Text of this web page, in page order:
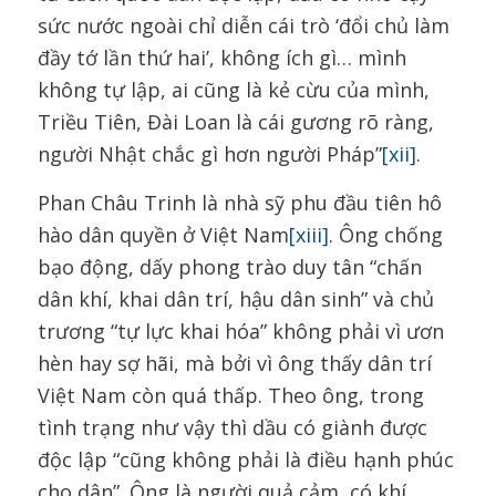
sức nước ngoài chỉ diễn cái trò ‘đổi chủ làm
đầy tớ lần thứ hai’, không ích gì… mình
không tự lập, ai cũng là kẻ cừu của mình,
Triều Tiên, Đài Loan là cái gương rõ ràng,
người Nhật chắc gì hơn người Pháp”[xii].
Phan Châu Trinh là nhà sỹ phu đầu tiên hô
hào dân quyền ở Việt Nam[xiii]. Ông chống
bạo động, dấy phong trào duy tân “chấn
dân khí, khai dân trí, hậu dân sinh” và chủ
trương “tự lực khai hóa” không phải vì ươn
hèn hay sợ hãi, mà bởi vì ông thấy dân trí
Việt Nam còn quá thấp. Theo ông, trong
tình trạng như vậy thì dầu có giành được
độc lập “cũng không phải là điều hạnh phúc